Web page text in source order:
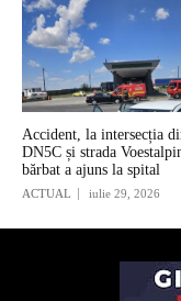
Accident, la intersecția
DN5C și strada
bărbat a ajuns la spital
ACTUAL iulie 29, 2026